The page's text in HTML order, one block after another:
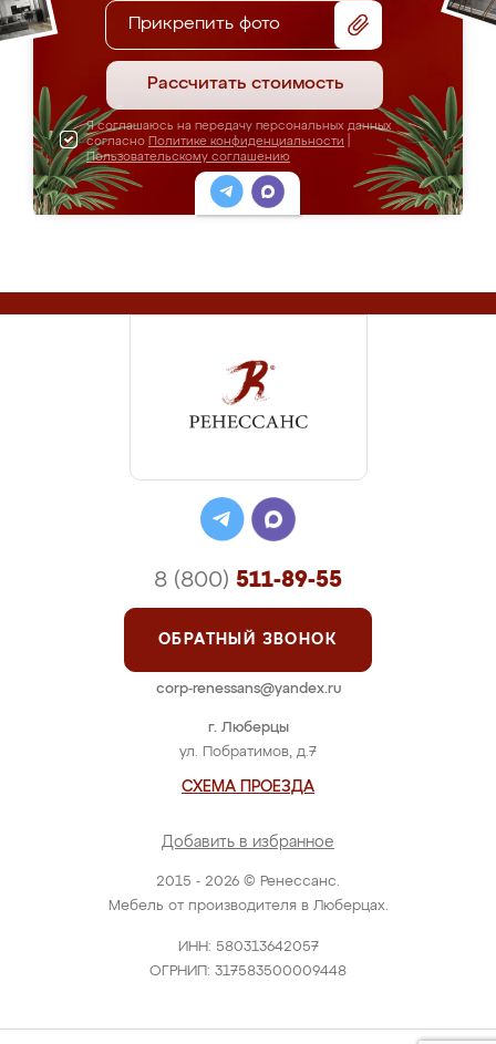
Прикрепить фото
Рассчитать стоимость
Я соглашаюсь на передачу персональных данных
согласно Политике конфиденциальности
Пользовательскому соглашению
2015 - 2026 © Ренессанс.
Мебель от производителя в Люберцах.
ИНН: 580313642057
ОГРНИП: 317583500009448
г. Люберцы
ул. Побратимов, д.7
СХЕМА ПРОЕЗДА
Добавить в избранное
8 (800) 511-89-55
ОБРАТНЫЙ ЗВОНОК
corp-renessans@yandex.ru